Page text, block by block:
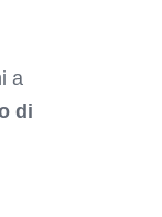
a
di